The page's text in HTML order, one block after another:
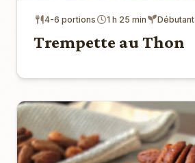
4-6 portions 1 h 25 min Débutant
Trempette au Thon